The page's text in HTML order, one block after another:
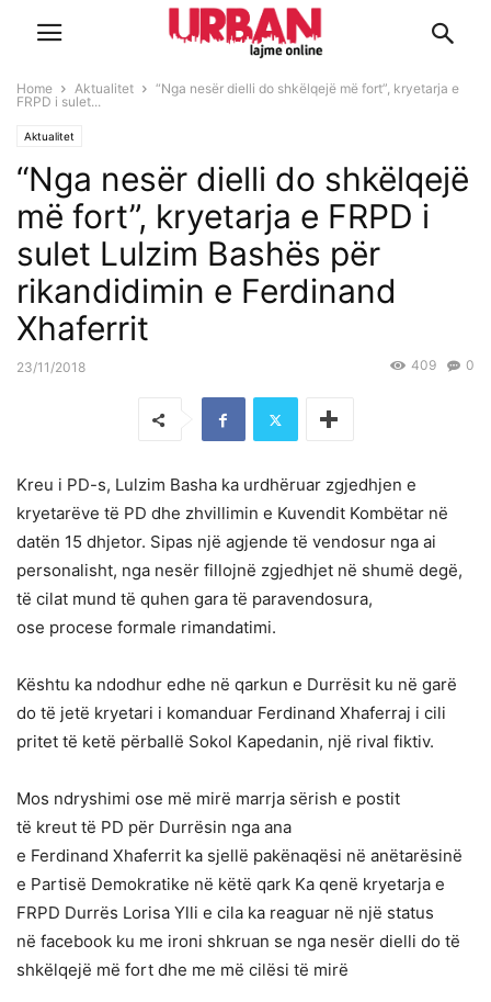
Home Aktualitet
“Nga nesër dielli do shkëlqejë më fort”, kryetarja e
FRPD i sulet...
Aktualitet
“Nga nesër dielli do shkëlqejë
më fort”, kryetarja e FRPD i
sulet Lulzim Bashës për
rikandidimin e Ferdinand
Xhaferrit
23/11/2018 0
409
Kreu i PD-s, Lulzim Basha ka urdhëruar zgjedhjen e
kryetarëve të PD dhe zhvillimin e Kuvendit Kombëtar në
datën 15 dhjetor. Sipas një agjende të vendosur nga ai
personalisht, nga nesër fillojnë zgjedhjet në shumë degë,
të cilat mund të quhen gara të paravendosura,
ose procese formale rimandatimi.
Kështu ka ndodhur edhe në qarkun e Durrësit ku në garë
do të jetë kryetari i komanduar Ferdinand Xhaferraj i cili
pritet të ketë përballë Sokol Kapedanin, një rival fiktiv.
Mos ndryshimi ose më mirë marrja sërish e postit
të kreut të PD për Durrësin nga ana
e Ferdinand Xhaferrit ka sjellë pakënaqësi në anëtarësinë
e Partisë Demokratike në këtë qark Ka qenë kryetarja e
FRPD Durrës Lorisa Ylli e cila ka reaguar në një status
në facebook ku me ironi shkruan se nga nesër dielli do të
shkëlqejë më fort dhe me më cilësi të mirë